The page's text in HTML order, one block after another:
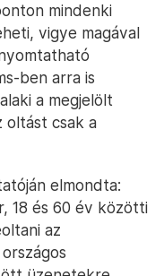
mindenki
vigye magával
ben arra is
a megjelölt
oltást csak a
elmondta:
18 és 60 év közötti
az